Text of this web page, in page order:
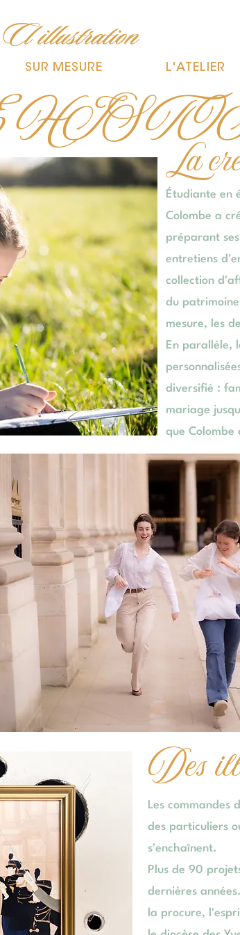
SUR MESURE L'ATELIER
La
Étudiante en
Colombe a
préparant
entretiens
collection
du
mesure, les
En parallèle,
diversifié :
mariage
que Colombe
Des
Les commandes
des particuliers
s'enchaînent.
Plus de 90
dernières
la procure,